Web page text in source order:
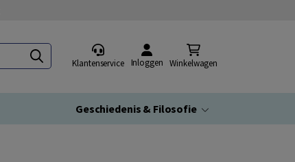
Klantenservice Inloggen Winkelwagen
Geschiedenis & Filosofie